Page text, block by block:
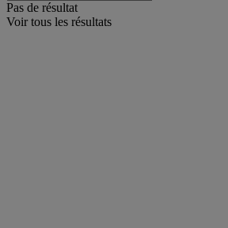
Pas de résultat
Voir tous les résultats